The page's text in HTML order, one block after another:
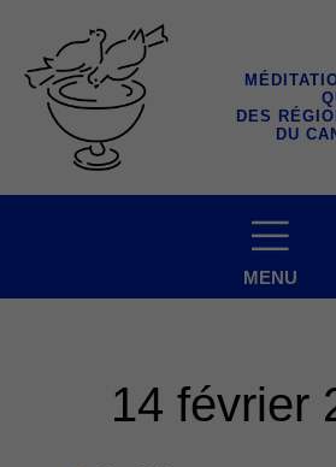
contenu
DES
DU
MENU
14 février